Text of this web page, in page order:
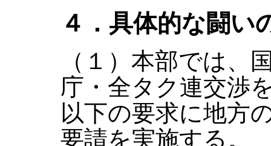
４．具体的な闘い
（１）本部では、
庁・全タク連交渉
以下の要求に地方
要請を実施する。